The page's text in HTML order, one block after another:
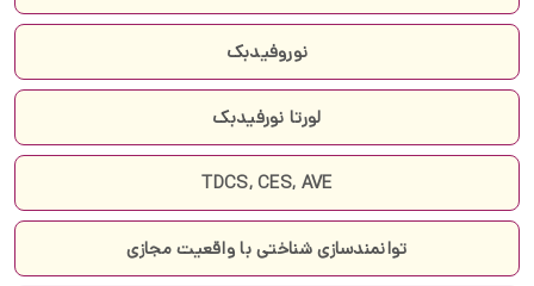
نوروفیدبک
لورتا نورفیدبک
TDCS, CES, AVE
توانمندسازی شناختی با واقعیت مجازی